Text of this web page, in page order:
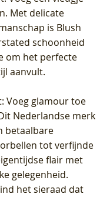
Met delicate
is Blush
schoonheid
om het perfecte
aanvult.
: Voeg glamour toe
Nederlandse merk
betaalbare
tot verfijnde
flair met
gelegenheid.
het sieraad dat